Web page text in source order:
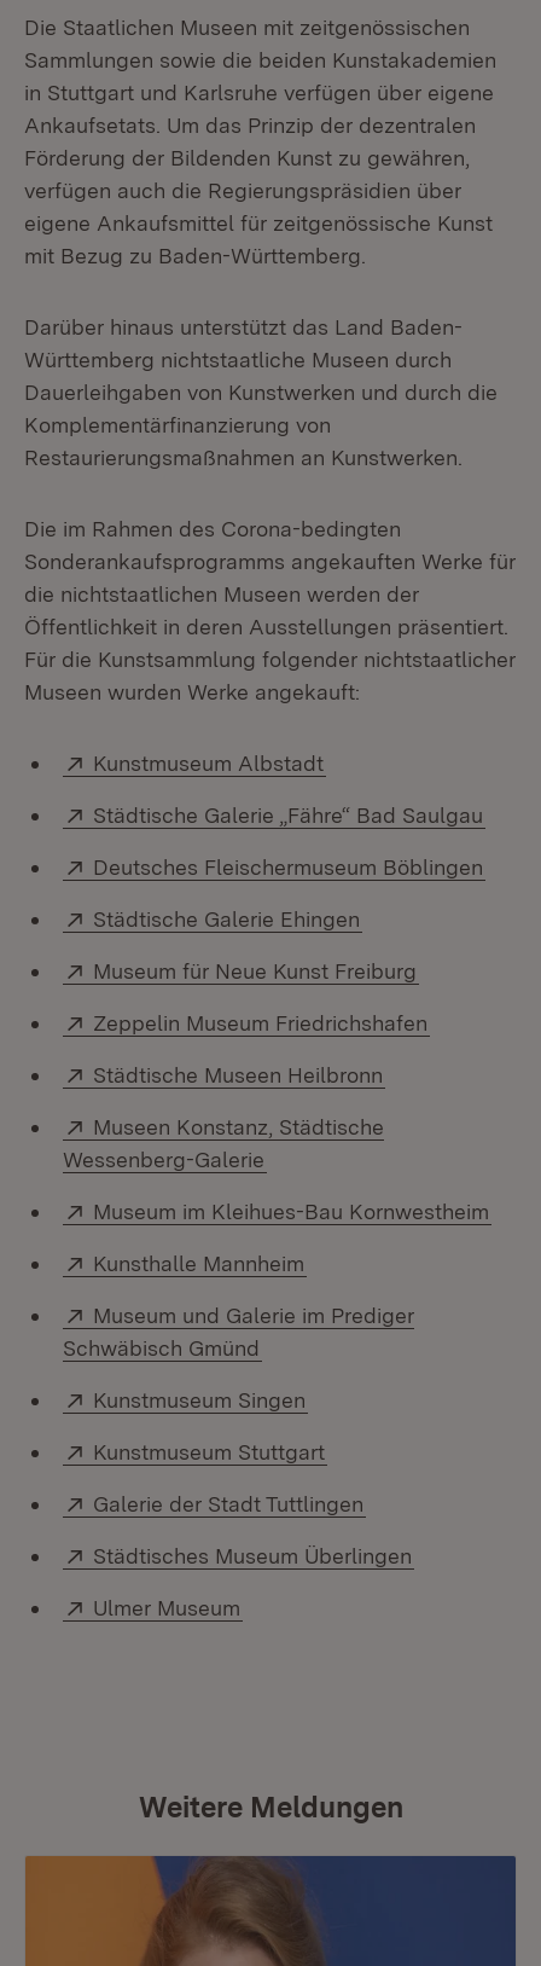
Die Staatlichen Museen mit zeitgenössischen
Sammlungen sowie die beiden Kunstakademien
in Stuttgart und Karlsruhe verfügen über eigene
Ankaufsetats. Um das Prinzip der dezentralen
Förderung der Bildenden Kunst zu gewähren,
verfügen auch die Regierungspräsidien über
eigene Ankaufsmittel für zeitgenössische Kunst
mit Bezug zu Baden-Württemberg.
Darüber hinaus unterstützt das Land Baden-
Württemberg nichtstaatliche Museen durch
Dauerleihgaben von Kunstwerken und durch die
Komplementärfinanzierung von
Restaurierungsmaßnahmen an Kunstwerken.
Die im Rahmen des Corona-bedingten
Sonderankaufsprogramms angekauften Werke für
die nichtstaatlichen Museen werden der
Öffentlichkeit in deren Ausstellungen präsentiert.
Für die Kunstsammlung folgender nichtstaatlicher
Museen wurden Werke angekauft:
Extern:
Kunstmuseum Albstadt
Extern:
Städtische Galerie „Fähre“ Bad Saulgau
Extern:
Deutsches Fleischermuseum Böblingen
Extern:
Städtische Galerie Ehingen
Extern:
Museum für Neue Kunst Freiburg
Extern:
Zeppelin Museum Friedrichshafen
Extern:
Städtische Museen Heilbronn
Extern:
Museen Konstanz, Städtische
Wessenberg-Galerie
Extern:
Museum im Kleihues-Bau Kornwestheim
Extern:
Kunsthalle Mannheim
Extern:
Museum und Galerie im Prediger
Schwäbisch Gmünd
Extern:
Kunstmuseum Singen
Extern:
Kunstmuseum Stuttgart
Extern:
Galerie der Stadt Tuttlingen
Extern:
Städtisches Museum Überlingen
Extern:
Ulmer Museum
Weitere Meldungen